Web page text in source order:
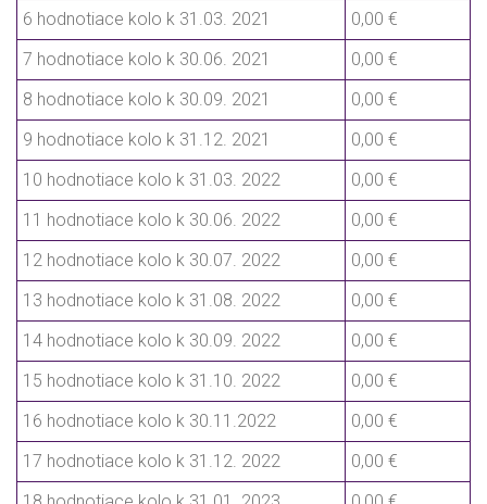
6 hodnotiace kolo k 31.03. 2021
0,00 €
7 hodnotiace kolo k 30.06. 2021
0,00 €
8 hodnotiace kolo k 30.09. 2021
0,00 €
9 hodnotiace kolo k 31.12. 2021
0,00 €
10 hodnotiace kolo k 31.03. 2022
0,00 €
11 hodnotiace kolo k 30.06. 2022
0,00 €
12 hodnotiace kolo k 30.07. 2022
0,00 €
13 hodnotiace kolo k 31.08. 2022
0,00 €
14 hodnotiace kolo k 30.09. 2022
0,00 €
15 hodnotiace kolo k 31.10. 2022
0,00 €
16 hodnotiace kolo k 30.11.2022
0,00 €
17 hodnotiace kolo k 31.12. 2022
0,00 €